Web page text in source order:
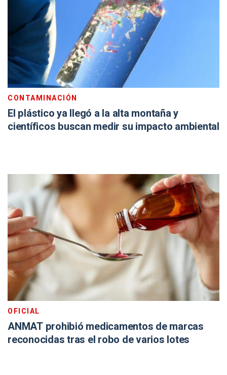
CONTAMINACIÓN
El plástico ya llegó a la alta montaña y
científicos buscan medir su impacto ambiental
OFICIAL
ANMAT prohibió medicamentos de marcas
reconocidas tras el robo de varios lotes